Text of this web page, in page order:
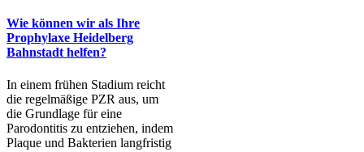
Wie können wir als Ihre
Prophylaxe Heidelberg
Bahnstadt helfen?
In einem frühen Stadium reicht
die regelmäßige PZR aus, um
die Grundlage für eine
Parodontitis zu entziehen, indem
Plaque und Bakterien langfristig